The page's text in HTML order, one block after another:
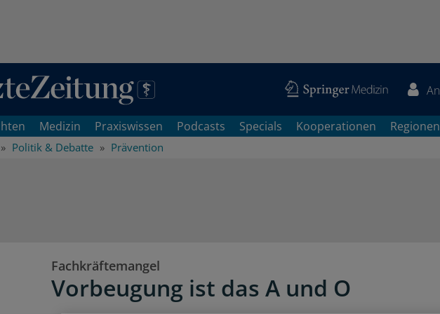
Medizin Praxiswissen Podcasts Specials Kooperationen Regionen
Politik & Debatte Prävention
Fachkräftemangel
Vorbeugung ist das A und O